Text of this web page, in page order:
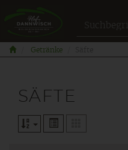
Getränke
SÄFTE